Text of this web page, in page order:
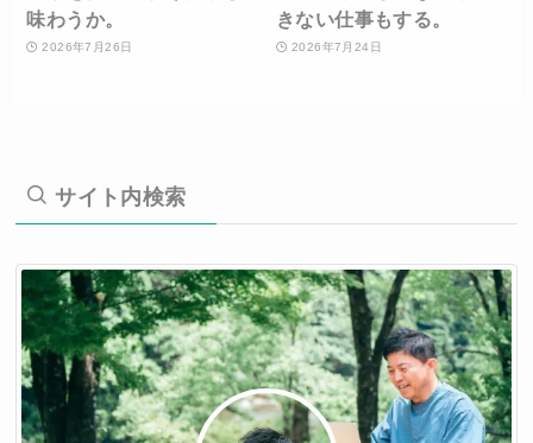
味わうか。
2026年7月26日
きない仕事もする。
2026年7月24日
サイト内検索